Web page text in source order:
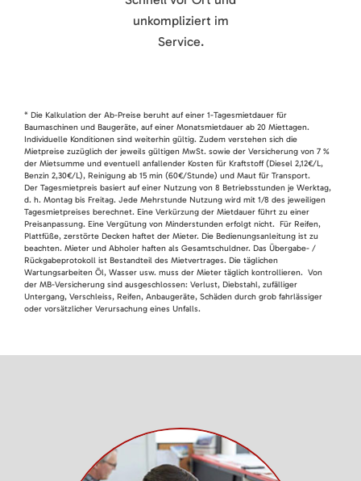
unkompliziert im
Service.
* Die Kalkulation der Ab-Preise beruht auf einer 1-Tagesmietdauer für
Baumaschinen und Baugeräte, auf einer Monatsmietdauer ab 20 Miettagen.
Individuelle Konditionen sind weiterhin gültig. Zudem verstehen sich die
Mietpreise zuzüglich der jeweils gültigen MwSt. sowie der Versicherung von 7 %
der Mietsumme und eventuell anfallender Kosten für Kraftstoff (Diesel 2,12€/L,
Benzin 2,30€/L), Reinigung ab 15 min (60€/Stunde) und Maut für Transport.
Der Tagesmietpreis basiert auf einer Nutzung von 8 Betriebsstunden je Werktag,
d. h. Montag bis Freitag. Jede Mehrstunde Nutzung wird mit 1/8 des jeweiligen
Tagesmietpreises berechnet. Eine Verkürzung der Mietdauer führt zu einer
Preisanpassung. Eine Vergütung von Minderstunden erfolgt nicht. Für Reifen,
Plattfüße, zerstörte Decken haftet der Mieter. Die Bedienungsanleitung ist zu
beachten. Mieter und Abholer haften als Gesamtschuldner. Das Übergabe- /
Rückgabeprotokoll ist Bestandteil des Mietvertrages. Die täglichen
Wartungsarbeiten Öl, Wasser usw. muss der Mieter täglich kontrollieren. Von
der MB-Versicherung sind ausgeschlossen: Verlust, Diebstahl, zufälliger
Untergang, Verschleiss, Reifen, Anbaugeräte, Schäden durch grob fahrlässiger
oder vorsätzlicher Verursachung eines Unfalls.